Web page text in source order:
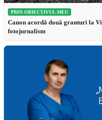
PRIN OBIECTIVUL MEU
Canon acordă două granturi la
fotojurnalism